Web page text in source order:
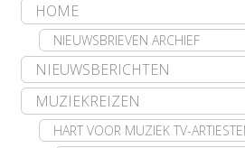
HOME
NIEUWSBRIEVEN ARCHIEF
NIEUWSBERICHTEN
MUZIEKREIZEN
HART VOOR MUZIEK TV-